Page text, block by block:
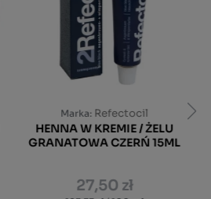
Marka: Refectocil
HENNA W KREMIE / ŻELU
GRANATOWA CZERŃ 15ML
27,50 zł